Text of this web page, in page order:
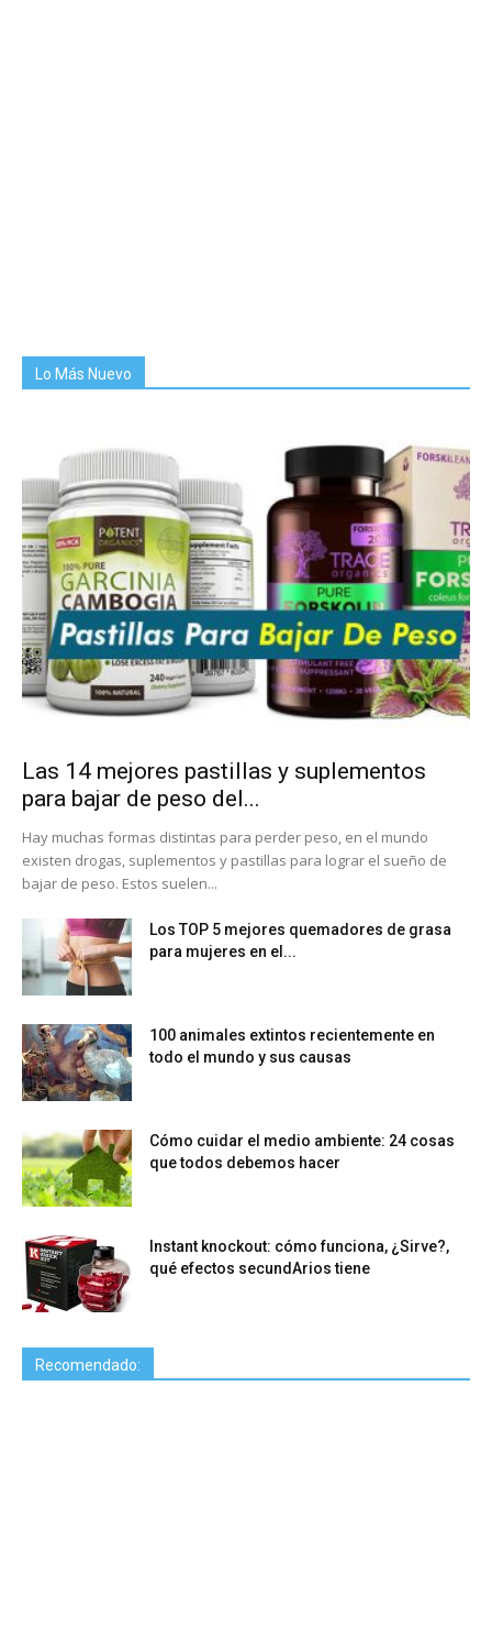
Lo Más Nuevo
Las 14 mejores pastillas y suplementos
para bajar de peso del...
Hay muchas formas distintas para perder peso, en el mundo
existen drogas, suplementos y pastillas para lograr el sueño de
bajar de peso. Estos suelen...
Los TOP 5 mejores quemadores de grasa
para mujeres en el...
100 animales extintos recientemente en
todo el mundo y sus causas
Cómo cuidar el medio ambiente: 24 cosas
que todos debemos hacer
Instant knockout: cómo funciona, ¿Sirve?,
qué efectos secundArios tiene
Recomendado: